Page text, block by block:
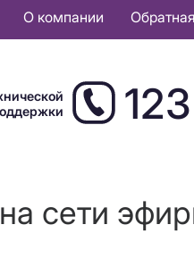
О компании
123
сети